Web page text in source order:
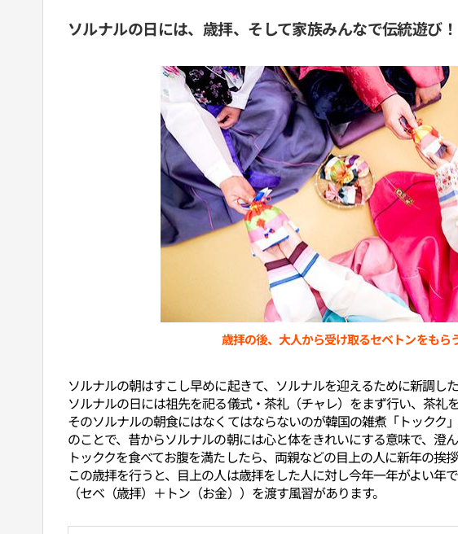
ソルナルの日には、歳拝、そして家族みんなで伝統遊び！
歳拝の後、大人から受け取るセベトンをもら
ソルナルの朝はすこし早めに起きて、ソルナルを迎えるために新調し
ソルナルの日には祖先を祀る儀式・茶礼（チャレ）をまず行い、茶礼
そのソルナルの朝食にはなくてはならないのが韓国の雑煮「トック
のことで、昔からソルナルの朝には心と体をきれいにする意味で、澄
トッククを食べてお腹を満たしたら、両親などの目上の人に新年の挨
この歳拝を行うと、目上の人は歳拝をした人に対し今年一年がよい
（セベ（歳拝）＋トン（お金））を渡す風習があります。